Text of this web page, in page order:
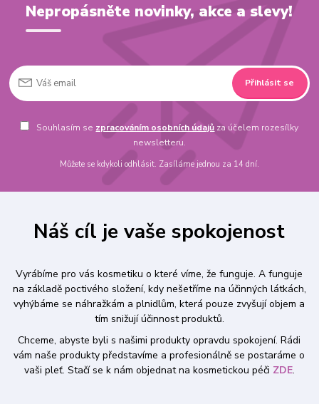
Nepropásněte novinky, akce a slevy!
Přihlásit se
Souhlasím se zpracováním osobních údajů za účelem rozesílky
newsletteru.
Můžete se kdykoli odhlásit. Zasíláme jednou za 14 dní.
Náš cíl je vaše spokojenost
Vyrábíme pro vás kosmetiku o které víme, že funguje. A funguje
na základě poctivého složení, kdy nešetříme na účinných látkách,
vyhýbáme se náhražkám a plnidlům, která pouze zvyšují objem a
tím snižují účinnost produktů.
Chceme, abyste byli s našimi produkty opravdu spokojení. Rádi
vám naše produkty představíme a profesionálně se postaráme o
vaši pleť. Stačí se k nám objednat na kosmetickou péči ZDE.